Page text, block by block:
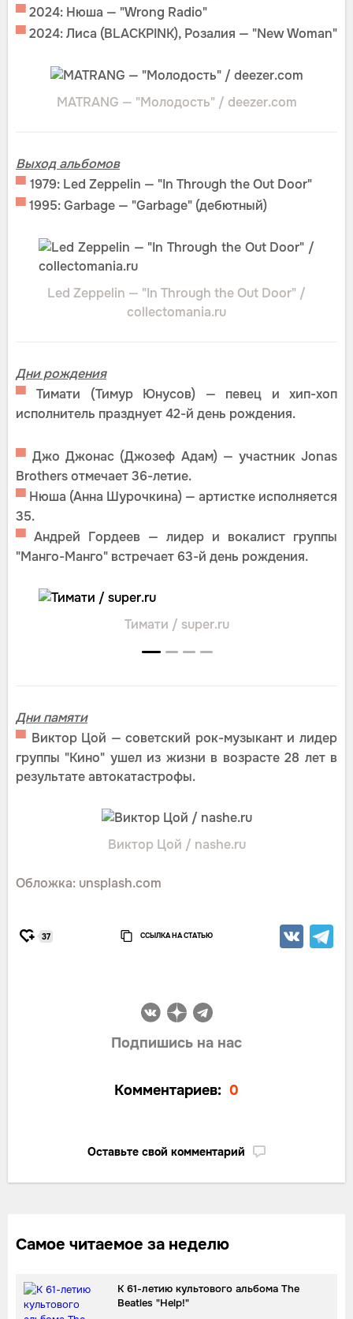
▀2024: Нюша — "Wrong Radio"
▀2024: Лиса (BLACKPINK), Розалия — "New Woman"
MATRANG — "Молодость" / deezer.com
Выход альбомов
▀ 1979: Led Zeppelin — "In Through the Out Door"
▀1995: Garbage — "Garbage" (дебютный)
Led Zeppelin — "In Through the Out Door" /
collectomania.ru
Дни рождения
▀Тимати (Тимур Юнусов) — певец и хип-хоп
исполнитель празднует 42-й день рождения.
▀Джо Джонас (Джозеф Адам) — участник Jonas
Brothers отмечает 36-летие.
▀ Нюша (Анна Шурочкина) — артистке исполняется
35.
▀ Андрей Гордеев — лидер и вокалист группы
"Манго-Манго" встречает 63-й день рождения.
Тимати / super.ru
Дни памяти
▀ Виктор Цой — советский рок-музыкант и лидер
группы "Кино" ушел из жизни в возрасте 28 лет в
результате автокатастрофы.
Виктор Цой / nashe.ru
Обложка: unsplash.com
37 ССЫЛКА НА СТАТЬЮ
Подпишись на нас
Комментариев: 0
Оставьте свой комментарий
Самое читаемое за неделю
К 61-летию культового альбома The
Beatles "Help!"